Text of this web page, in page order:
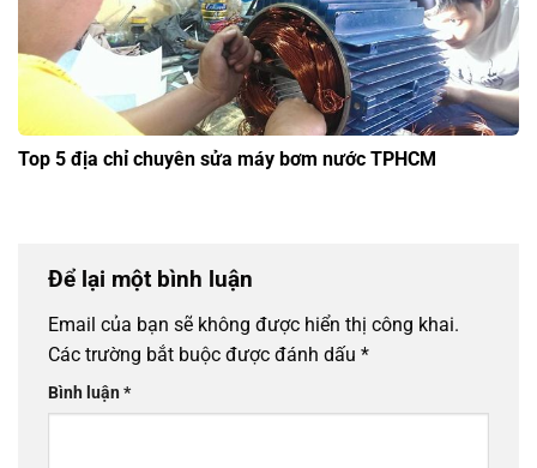
Top 5 địa chỉ chuyên sửa máy bơm nước TPHCM
Để lại một bình luận
Email của bạn sẽ không được hiển thị công khai.
Các trường bắt buộc được đánh dấu *
Bình luận*